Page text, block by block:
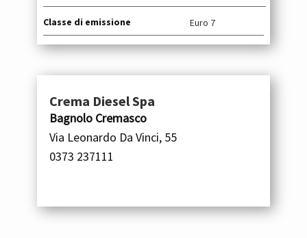
Classe di emissione Euro 7
Crema Diesel Spa
Bagnolo Cremasco
Via Leonardo Da Vinci, 55
0373 237111